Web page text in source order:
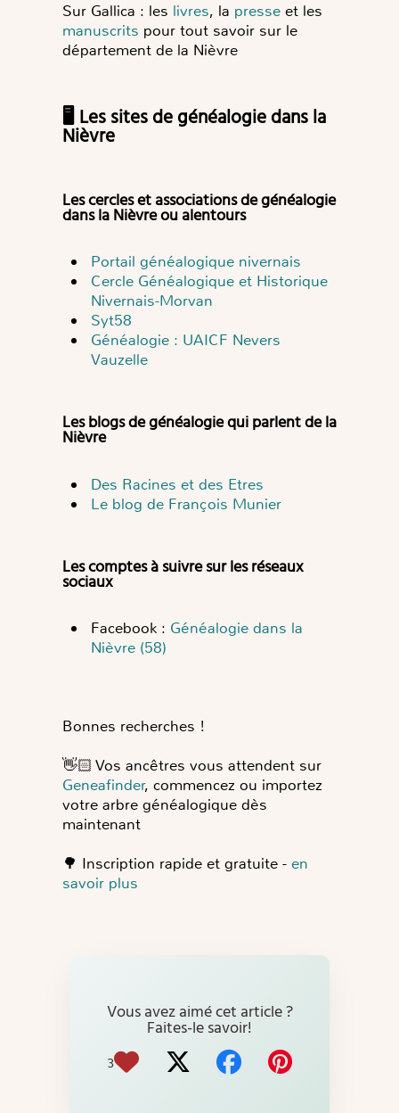
Sur Gallica : les livres, la presse et les
manuscrits pour tout savoir sur le
département de la Nièvre
🖥️ Les sites de généalogie dans la
Nièvre
Les cercles et associations de généalogie
dans la Nièvre ou alentours
Portail généalogique nivernais
Cercle Généalogique et Historique
Nivernais-Morvan
Syt58
Généalogie : UAICF Nevers
Vauzelle
Les blogs de généalogie qui parlent de la
Nièvre
Des Racines et des Etres
Le blog de François Munier
Les comptes à suivre sur les réseaux
sociaux
Facebook : Généalogie dans la
Nièvre (58)
Bonnes recherches !
👋🏻 Vos ancêtres vous attendent sur
Geneafinder, commencez ou importez
votre arbre généalogique dès
maintenant
🌳 Inscription rapide et gratuite - en
savoir plus
Vous avez aimé cet article ?
Faites-le savoir!
3